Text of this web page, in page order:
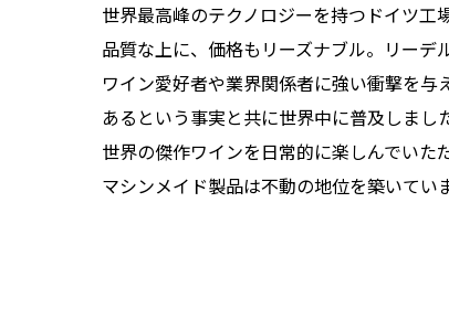
世界最高峰のテクノロジーを持つドイツ工
品質な上に、価格もリーズナブル。リーデ
ワイン愛好者や業界関係者に強い衝撃を
あるという事実と共に世界中に普及しまし
世界の傑作ワインを日常的に楽しんでいた
マシンメイド製品は不動の地位を築いていま